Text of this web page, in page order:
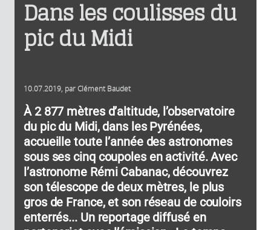
Dans les coulisses du
pic du Midi
10.07.2019, parClément Baudet
À 2 877 mètres d’altitude, l’observatoire
du pic du Midi, dans les Pyrénées,
accueille toute l’année des astronomes
sous ses cinq coupoles en activité. Avec
l’astronome Rémi Cabanac, découvrez
son télescope de deux mètres, le plus
gros de France, et son réseau de couloirs
enterrés... Un reportage diffusé en